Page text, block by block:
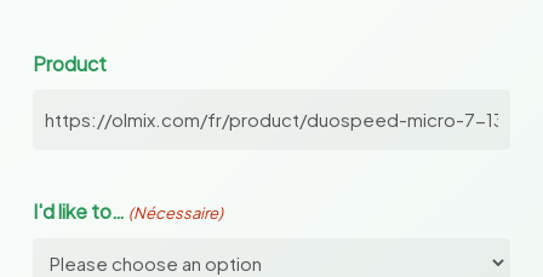
Product
I'd like to… (Nécessaire)